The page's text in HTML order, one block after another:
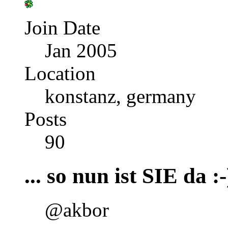
Join Date
Jan 2005
Location
konstanz, germany
Posts
90
... so nun ist SIE da
@akbor